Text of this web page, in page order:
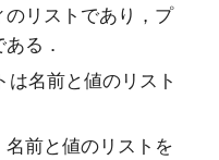
のリストであり，プ
る．
名前と値のリスト
名前と値のリストを